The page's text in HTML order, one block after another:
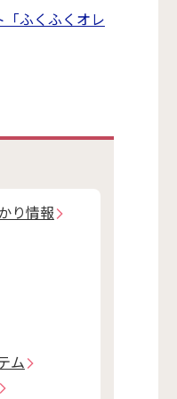
ふくふくオレ
り情報
ム